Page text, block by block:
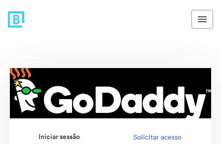
Iniciar sessão Solicitar acesso